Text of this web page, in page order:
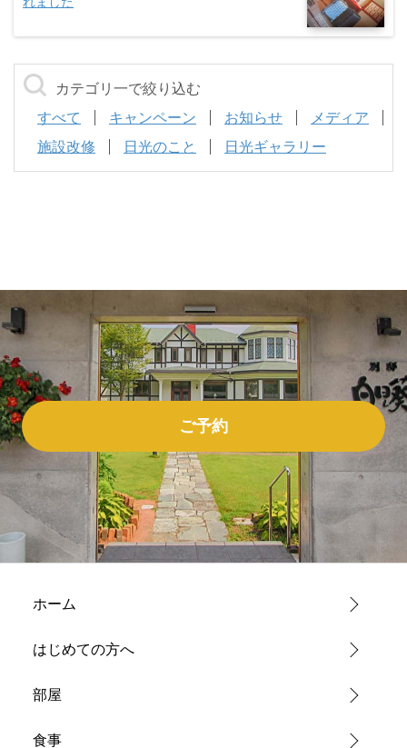
カテゴリ一で絞り込む
すべて
キャンペーン お知らせ
メディア
施設改修
日光のこと 日光ギャラリー
ご予約
ホーム
はじめての方へ
部屋
食事